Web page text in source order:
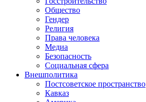
Общество
Гендер
Религия
Права человека
Медиа
Безопасность
Социальная сфера
Внешполитика
Постсоветское пространство
Кавказ